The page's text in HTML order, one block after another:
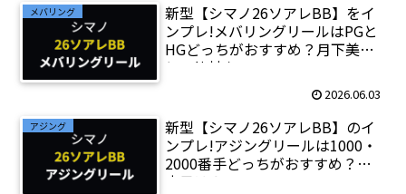
メバリング
新型【シマノ26ソアレBB】をイ
ンプレ!メバリングリールはPGと
HGどっちがおすすめ？月下美人
との比較も
2026.06.03
アジング
新型【シマノ26ソアレBB】のイ
ンプレ!アジングリールは1000・
2000番手どっちがおすすめ？発
売日は？